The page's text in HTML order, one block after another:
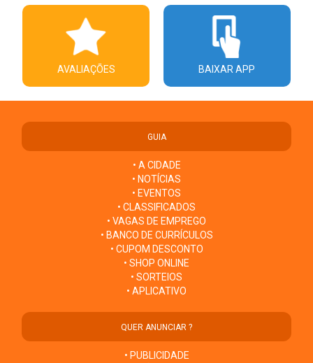
AVALIAÇÕES BAIXAR APP
GUIA
• A CIDADE
• NOTÍCIAS
• EVENTOS
• CLASSIFICADOS
• VAGAS DE EMPREGO
• BANCO DE CURRÍCULOS
• CUPOM DESCONTO
• SHOP ONLINE
• SORTEIOS
• APLICATIVO
QUER ANUNCIAR ?
• PUBLICIDADE